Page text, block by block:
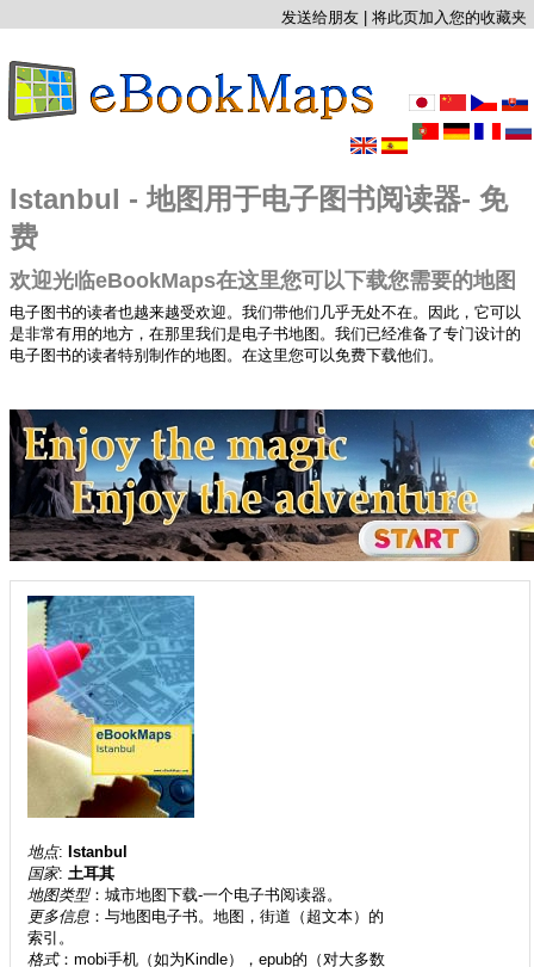
发送给朋友 将此页加入您的收藏夹
Istanbul - 地图用于电子图书阅读器- 免
费
欢迎光临eBookMaps在这里您可以下载您需要的地图
电子图书的读者也越来越受欢迎。我们带他们几乎无处不在。因此，它可以
是非常有用的地方，在那里我们是电子书地图。我们已经准备了专门设计的
电子图书的读者特别制作的地图。在这里您可以免费下载他们。
地点: Istanbul
国家:土耳其
地图类型：城市地图下载-一个电子书阅读器。
更多信息 ：与地图电子书。地图，街道（超文本）的
索引。
格式：mobi手机（如为Kindle），epub的（对大多数